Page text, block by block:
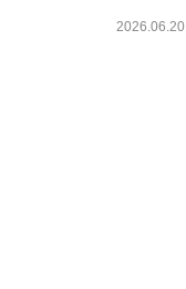
2026.06.20